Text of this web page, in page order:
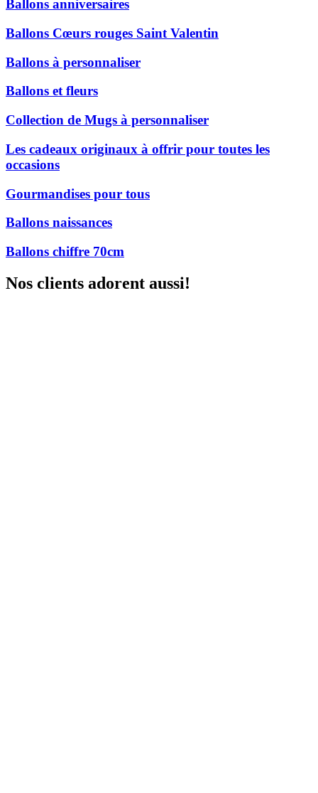
Ballons anniversaires
Ballons Cœurs rouges Saint Valentin
Ballons à personnaliser
Ballons et fleurs
Collection de Mugs à personnaliser
Les cadeaux originaux à offrir pour toutes les
occasions
Gourmandises pour tous
Ballons naissances
Ballons chiffre 70cm
Nos clients adorent aussi!